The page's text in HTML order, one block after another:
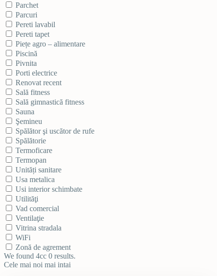
Parchet
Parcuri
Pereti lavabil
Pereti tapet
Piețe agro – alimentare
Piscină
Pivnita
Porti electrice
Renovat recent
Sală fitness
Sală gimnastică fitness
Sauna
Şemineu
Spălător şi uscător de rufe
Spălătorie
Termoficare
Termopan
Unități sanitare
Usa metalica
Usi interior schimbate
Utilităţi
Vad comercial
Ventilaţie
Vitrina stradala
WiFi
Zonă de agrement
We found 4cc 0 results.
Cele mai noi mai intai